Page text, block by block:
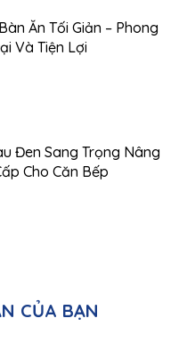
Ăn Tối Giản – Phong
Và Tiện Lợi
Đen Sang Trọng Nâng
Cho Căn Bếp
CỦA BẠN